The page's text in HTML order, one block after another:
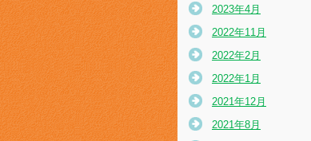
2023年4月
2022年11月
2022年2月
2022年1月
2021年12月
2021年8月